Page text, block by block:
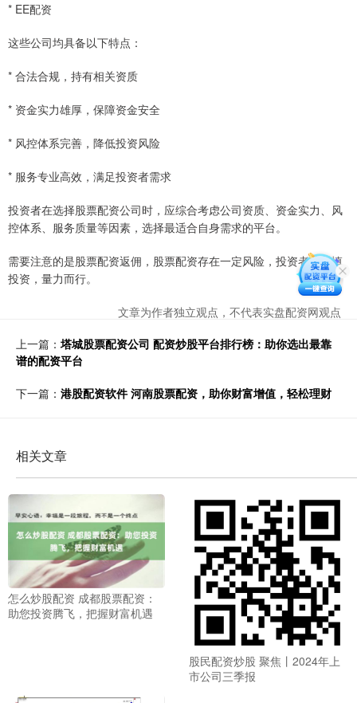
* EE配资
这些公司均具备以下特点：
* 合法合规，持有相关资质
* 资金实力雄厚，保障资金安全
* 风控体系完善，降低投资风险
* 服务专业高效，满足投资者需求
投资者在选择股票配资公司时，应综合考虑公司资质、资金实力、风
控体系、服务质量等因素，选择最适合自身需求的平台。
需要注意的是股票配资返佣，股票配资存在一定风险，投资者应谨慎
投资，量力而行。
文章为作者独立观点，不代表实盘配资网观点
上一篇： 塔城股票配资公司 配资炒股平台排行榜：助你选出最靠
谱的配资平台
下一篇： 港股配资软件 河南股票配资，助你财富增值，轻松理财
相关文章
怎么炒股配资 成都股票配资：
助您投资腾飞，把握财富机遇
股民配资炒股 聚焦丨2024年上
市公司三季报